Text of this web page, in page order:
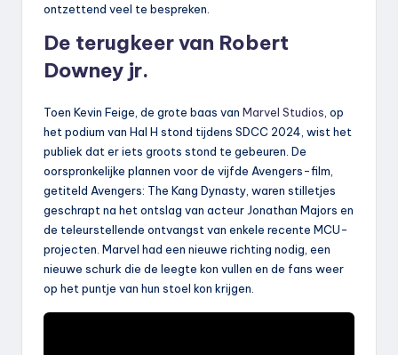
ontzettend veel te bespreken.
De terugkeer van Robert
Downey jr.
Toen Kevin Feige, de grote baas van Marvel Studios , op
het podium van Hal H stond tijdens SDCC 2024, wist het
publiek dat er iets groots stond te gebeuren. De
oorspronkelijke plannen voor de vijfde Avengers-film,
getiteld Avengers: The Kang Dynasty, waren stilletjes
geschrapt na het ontslag van acteur Jonathan Majors en
de teleurstellende ontvangst van enkele recente MCU-
projecten. Marvel had een nieuwe richting nodig, een
nieuwe schurk die de leegte kon vullen en de fans weer
op het puntje van hun stoel kon krijgen.